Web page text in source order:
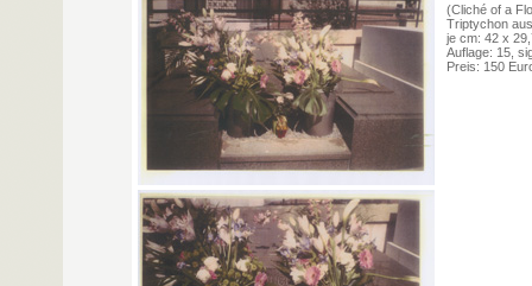
(Cliché of a
Triptychon
je cm: 42 x
Auflage: 15,
Preis: 150